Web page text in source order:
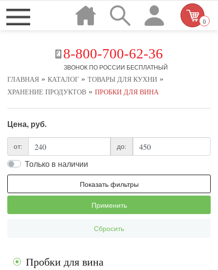
8-800-700-62-36
ЗВОНОК ПО РОССИИ БЕСПЛАТНЫЙ
0
ГЛАВНАЯ » КАТАЛОГ » ТОВАРЫ ДЛЯ КУХНИ »
ХРАНЕНИЕ ПРОДУКТОВ » ПРОБКИ ДЛЯ ВИНА
Цена, руб.
от: до:
Только в наличии
Показать фильтры
Применить
Сбросить
Пробки для вина